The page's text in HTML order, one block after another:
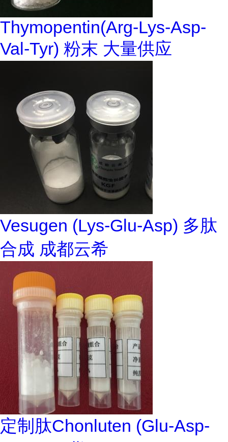
Thymopentin(Arg-Lys-Asp-
Val-Tyr) 粉末 大量供应
Vesugen (Lys-Glu-Asp) 多肽
合成 成都云希
定制肽Chonluten (Glu-Asp-